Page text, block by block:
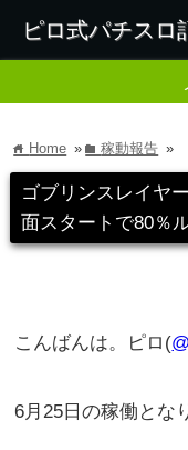
ピロ式パチスロ
home Home » folder稼動報告 »
ゴブリンスレイヤ
面スタートで80％